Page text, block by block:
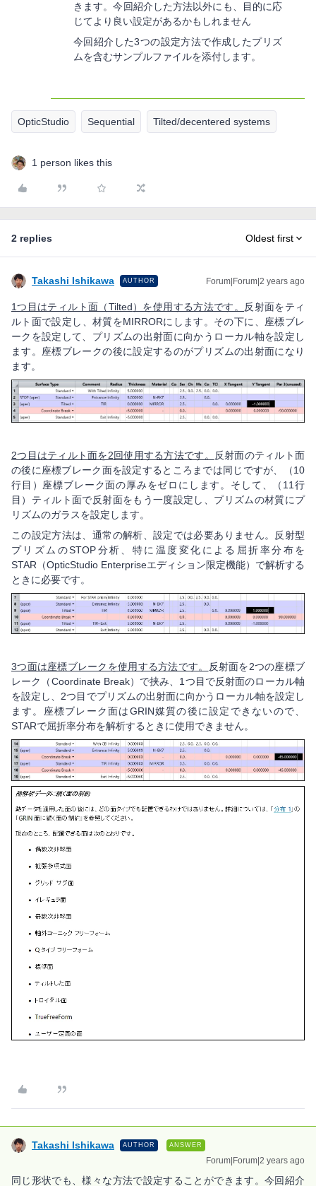
きます。今回紹介した方法以外にも、目的に応
じてより良い設定があるかもしれません
今回紹介した3つの設定方法で作成したプリズ
ムを含むサンプルファイルを添付します。
OpticStudio Sequential Tilted/decentered systems
1 person likes this
2 replies Oldest first
Takashi Ishikawa AUTHOR Forum|Forum|2 years ago
1つ目はティルト面（Tilted）を使用する方法です。
反射面をティ
ルト面で設定し、材質をMIRRORにします。その下に、座標ブレ
ークを設定して、プリズムの出射面に向かうローカル軸を設定し
ます。座標ブレークの後に設定するのがプリズムの出射面になり
ます。
2つ目はティルト面を2回使用する方法です。
反射面のティルト面
の後に座標ブレーク面を設定するところまでは同じですが、（10
行目）座標ブレーク面の厚みをゼロにします。そして、（11行
目）ティルト面で反射面をもう一度設定し、プリズムの材質にプ
リズムのガラスを設定します。
この設定方法は、通常の解析、設定では必要ありません。反射型
プリズムのSTOP分析、特に温度変化による屈折率分布を
STAR（OpticStudio Enterpriseエディション限定機能）で解析する
ときに必要です。
3つ面は座標ブレークを使用する方法です。
反射面を2つの座標ブ
レーク（Coordinate Break）で挟み、1つ目で反射面のローカル軸
を設定し、2つ目でプリズムの出射面に向かうローカル軸を設定し
ます。座標ブレーク面はGRIN媒質の後に設定できないので、
STARで屈折率分布を解析するときに使用できません。
Takashi Ishikawa AUTHOR ANSWER
Forum|Forum|2 years ago
同じ形状でも、様々な方法で設定することができます。今回紹介